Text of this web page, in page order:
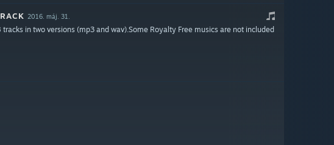
2016. máj. 31.
in two versions (mp3 and wav).Some Royalty Free musics are not included